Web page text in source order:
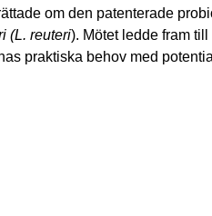
om den patenterade
(L. reuteri). Mötet ledde fram
praktiska behov med